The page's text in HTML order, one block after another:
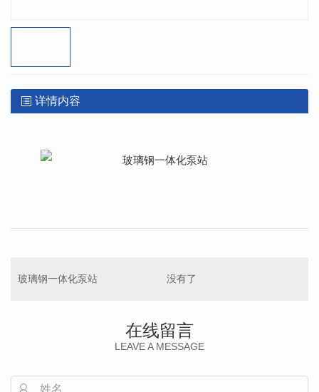
详情内容
玻璃钢一体化泵站 没有了
在线留言
LEAVE A MESSAGE